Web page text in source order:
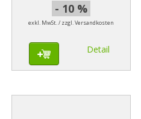
- 10 %
exkl. MwSt. / zzgl. Versandkosten
Detail